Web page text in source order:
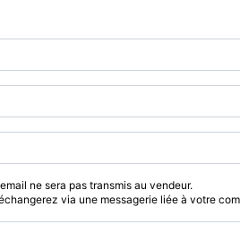
ne sera pas transmis au vendeur.
via une messagerie liée à votre